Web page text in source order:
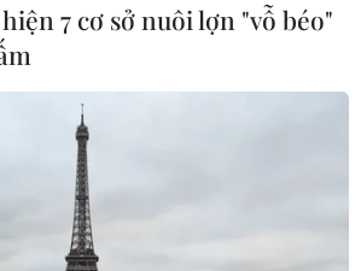
tác kiến tạo hạ
phủ số Việt Nam
hóa đơn điện tử
7 cơ sở nuôi lợn "vỗ béo"